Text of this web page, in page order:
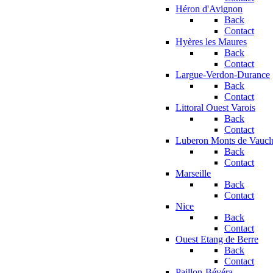
Héron d'Avignon
Back
Contact
Hyères les Maures
Back
Contact
Largue-Verdon-Durance
Back
Contact
Littoral Ouest Varois
Back
Contact
Luberon Monts de
Back
Contact
Marseille
Back
Contact
Nice
Back
Contact
Ouest Etang de Berre
Back
Contact